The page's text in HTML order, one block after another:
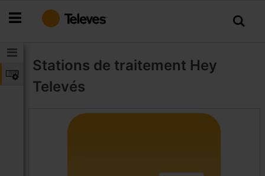
au
Stations de traitement Hey
Televés